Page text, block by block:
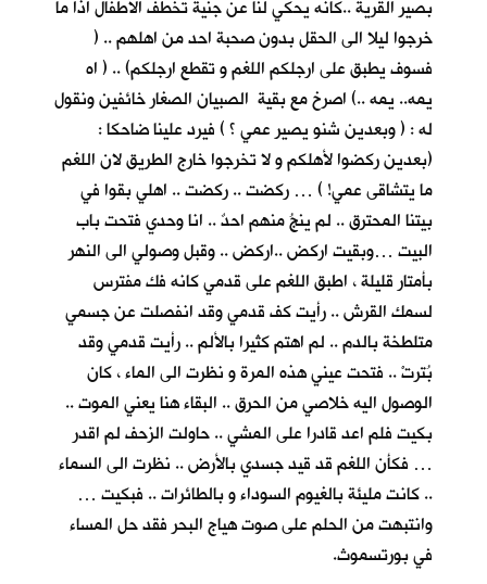
بصير القرية ..كانه يحكي لنا عن جنية تخطف الاطفال اذا ما
خرجوا ليلا الى الحقل بدون صحبة احد من اهلهم .. (
فسوف يطبق على ارجلكم اللغم و تقطع ارجلكم) .. ( اه
يمه.. يمه ..) اصرخ مع بقية الصبيان الصغار خائفين ونقول
له : ( وبعدين شنو يصير عمي ؟ ) فيرد علينا ضاحكا :
(بعدين ركضوا لأهلكم و لا تخرجوا خارج الطريق لان اللغم
ما يتشاقى عمي! ) … ركضت .. ركضت .. اهلي بقوا في
بيتنا المحترق .. لم ينجُ منهم احدٌ .. انا وحدي فتحت باب
البيت …وبقيت اركض ..اركض .. وقبل وصولي الى النهر
بأمتار قليلة ، اطبق اللغم على قدمي كانه فك مفترس
لسمك القرش .. رأيت كف قدمي وقد انفصلت عن جسمي
متلطخة بالدم .. لم اهتم كثيرا بالألم .. رأيت قدمي وقد
بُترتْ .. فتحت عيني هذه المرة و نظرت الى الماء ، كان
الوصول اليه خلاصي من الحرق .. البقاء هنا يعني الموت ..
بكيت فلم اعد قادرا على المشي .. حاولت الزحف لم اقدر
… فكأن اللغم قد قيد جسدي بالأرض .. نظرت الى السماء
.. كانت مليئة بالغيوم السوداء و بالطائرات .. فبكيت …
وانتبهت من الحلم على صوت هياج البحر فقد حل المساء
في بورتسموث.